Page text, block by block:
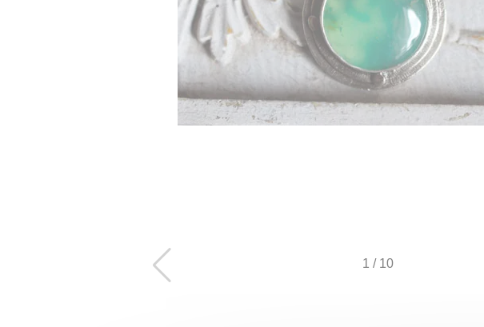
1 / 10